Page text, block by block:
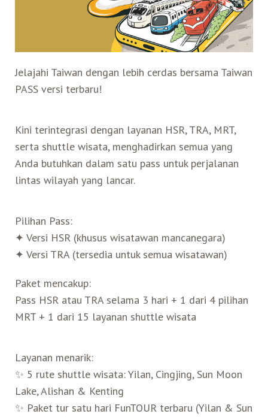
LOHAS
Wisata Kereta Api
Budaya & Warisan
Wisata Senior
Wisata Yang Dapat Diakses
Belanja
Pasar Malam
Wisata Alam – Scenic Spot
U-Bike
Bandara Internasional
Atraksi Taiwan Bagian Timur
Atraksi Taiwan Bagian Tengah
Atraksi Kepulauan di Pesisir Pantai
Jelajahi Taiwan dengan lebih cerdas bersama Taiwan
PASS versi terbaru!
Kini terintegrasi dengan layanan HSR, TRA, MRT,
serta shuttle wisata, menghadirkan semua yang
Anda butuhkan dalam satu pass untuk perjalanan
lintas wilayah yang lancar.
Pilihan Pass:
✦ Versi HSR (khusus wisatawan mancanegara)
✦ Versi TRA (tersedia untuk semua wisatawan)
Paket mencakup:
Pass HSR atau TRA selama 3 hari + 1 dari 4 pilihan
MRT + 1 dari 15 layanan shuttle wisata
Layanan menarik:
✨ 5 rute shuttle wisata: Yilan, Cingjing, Sun Moon
Lake, Alishan & Kenting
✨ Paket tur satu hari FunTOUR terbaru (Yilan & Sun